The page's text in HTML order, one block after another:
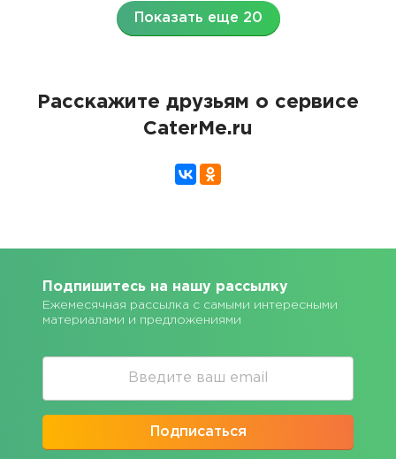
Показать еще 20
Расскажите друзьям о сервисе
CaterMe.ru
Подпишитесь на нашу рассылку
Ежемесячная рассылка с самыми интересными
материалами и предложениями
Подписаться